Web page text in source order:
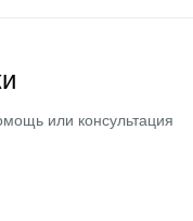
или консультация